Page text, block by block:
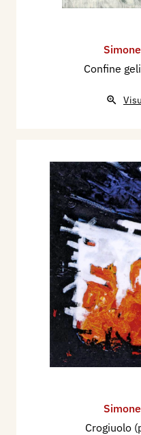
Confine
Crogiuolo